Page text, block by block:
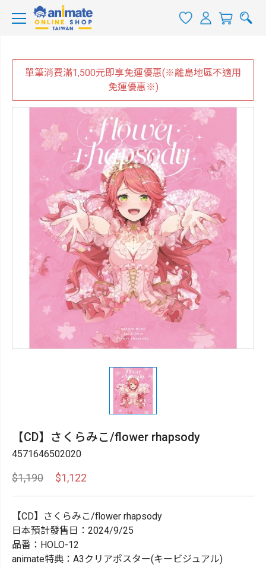
單筆消費滿1,500元即享免運優惠(※離島地區不適用
免運優惠※)
【CD】さくらみこ/flower rhapsody
4571646502020
$1,190 $1,122
【CD】さくらみこ/flower rhapsody
日本預計發售日：2024/9/25
品番：HOLO-12
animate特典：A3クリアポスター(キービジュアル)